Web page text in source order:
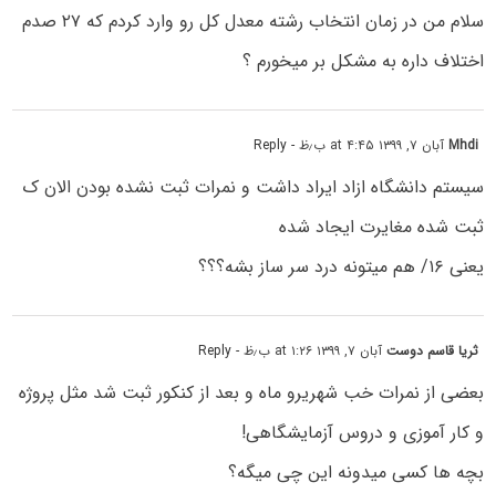
سلام من در زمان انتخاب رشته معدل کل رو وارد کردم که ۲۷ صدم
اختلاف داره به مشکل بر میخورم ؟
Mhdiآبان ۷, ۱۳۹۹ at ۴:۴۵ ب٫ظ - Reply
سیستم دانشگاه ازاد ایراد داشت و نمرات ثبت نشده بودن الان ک
ثبت شده مغایرت ایجاد شده
یعنی ۱۶/ هم میتونه درد سر ساز بشه؟؟؟
ثریا قاسم دوستآبان ۷, ۱۳۹۹ at ۱:۲۶ ب٫ظ - Reply
بعضی از نمرات خب شهریرو ماه و بعد از کنکور ثبت شد مثل پروژه
و کار آموزی و دروس آزمایشگاهی!
بچه ها کسی میدونه این چی میگه؟